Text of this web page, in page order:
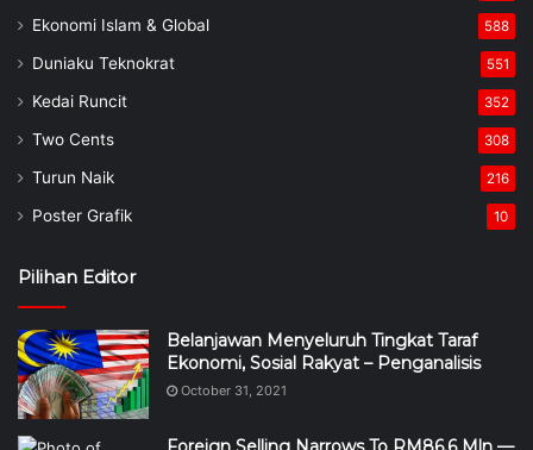
Ekonomi Islam & Global 588
Duniaku Teknokrat 551
Kedai Runcit 352
Two Cents 308
Turun Naik 216
Poster Grafik 10
Pilihan Editor
Belanjawan Menyeluruh Tingkat Taraf
Ekonomi, Sosial Rakyat – Penganalisis
October 31, 2021